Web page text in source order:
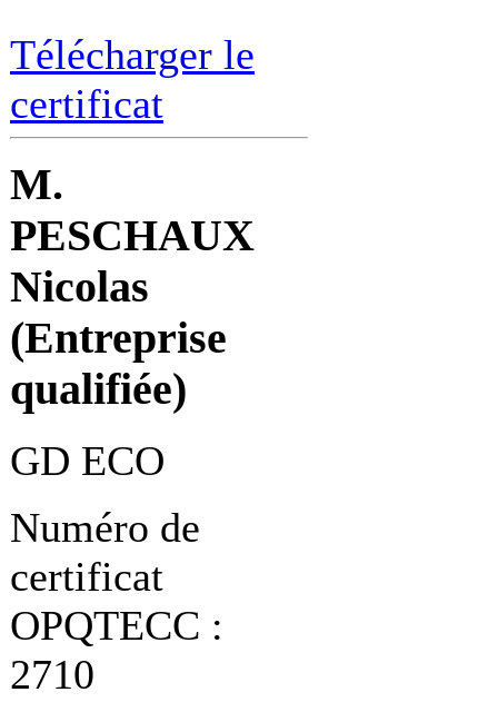
Télécharger le
certificat
M.
PESCHAUX
Nicolas
(Entreprise
qualifiée)
GD ECO
Numéro de
certificat
OPQTECC :
2710